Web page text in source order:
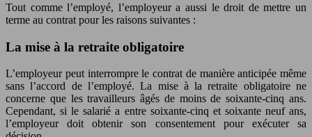
Tout comme l’employé, l’employeur a aussi le droit de mettre un
terme au contrat pour les raisons suivantes :
La mise à la retraite obligatoire
L’employeur peut interrompre le contrat de manière anticipée même
sans l’accord de l’employé. La mise à la retraite obligatoire ne
concerne que les travailleurs âgés de moins de soixante-cinq ans.
Cependant, si le salarié a entre soixante-cinq et soixante neuf ans,
l’employeur doit obtenir son consentement pour exécuter sa